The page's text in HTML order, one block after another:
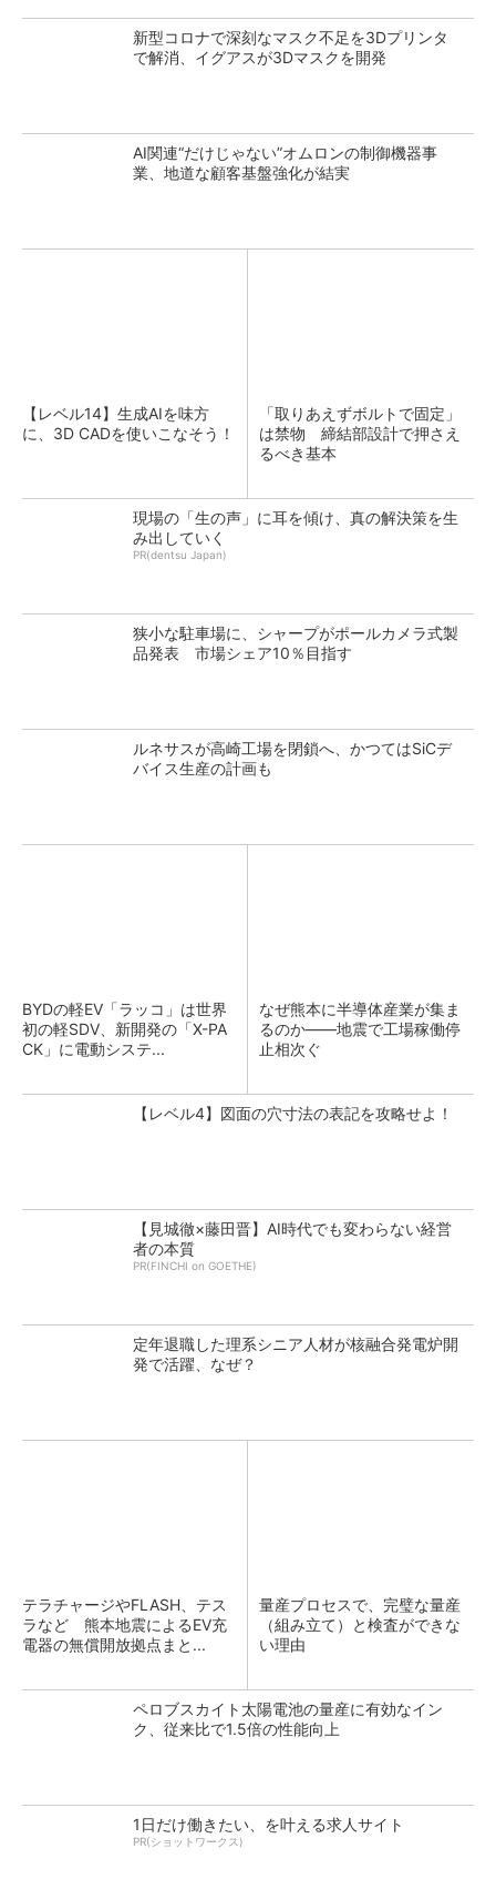
新型コロナで深刻なマスク不足を3Dプリンタ
で解消、イグアスが3Dマスクを開発
AI関連“だけじゃない”オムロンの制御機器事
業、地道な顧客基盤強化が結実
【レベル14】生成AIを味方
に、3D CADを使いこなそう！
「取りあえずボルトで固定」
は禁物 締結部設計で押さえ
るべき基本
現場の「生の声」に耳を傾け、真の解決策を生
み出していく
PR(dentsu Japan)
狭小な駐車場に、シャープがポールカメラ式製
品発表 市場シェア10％目指す
ルネサスが高崎工場を閉鎖へ、かつてはSiCデ
バイス生産の計画も
BYDの軽EV「ラッコ」は世界
初の軽SDV、新開発の「X-PA
CK」に電動システ...
なぜ熊本に半導体産業が集ま
るのか――地震で工場稼働停
止相次ぐ
【レベル4】図面の穴寸法の表記を攻略せよ！
【見城徹×藤田晋】AI時代でも変わらない経営
者の本質
PR(FINCHI on GOETHE)
定年退職した理系シニア人材が核融合発電炉開
発で活躍、なぜ？
テラチャージやFLASH、テス
ラなど 熊本地震によるEV充
電器の無償開放拠点まと...
量産プロセスで、完璧な量産
（組み立て）と検査ができな
い理由
ペロブスカイト太陽電池の量産に有効なイン
ク、従来比で1.5倍の性能向上
1日だけ働きたい、を叶える求人サイト
PR(ショットワークス)